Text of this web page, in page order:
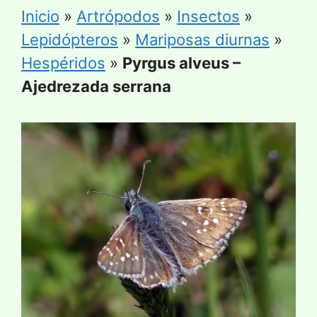
Inicio » Artrópodos » Insectos »
Lepidópteros » Mariposas diurnas »
Hespéridos » Pyrgus alveus –
Ajedrezada serrana